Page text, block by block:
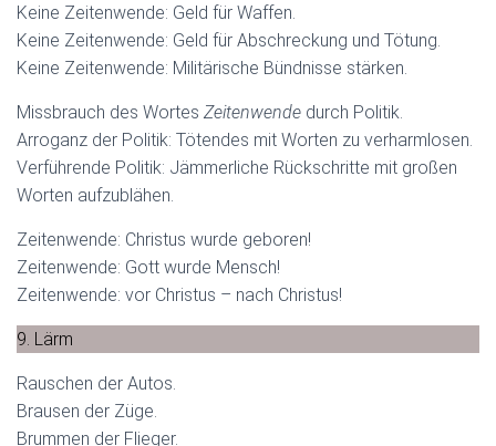
Keine Zeitenwende: Geld für Waffen.
Keine Zeitenwende: Geld für Abschreckung und Tötung.
Keine Zeitenwende: Militärische Bündnisse stärken.
Missbrauch des Wortes Zeitenwende durch Politik.
Arroganz der Politik: Tötendes mit Worten zu verharmlosen.
Verführende Politik: Jämmerliche Rückschritte mit großen
Worten aufzublähen.
Zeitenwende: Christus wurde geboren!
Zeitenwende: Gott wurde Mensch!
Zeitenwende: vor Christus – nach Christus!
9. Lärm
Rauschen der Autos.
Brausen der Züge.
Brummen der Flieger.